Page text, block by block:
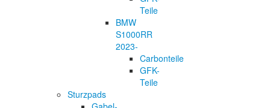
Teile
BMW
S1000RR
2023-
Carbonteile
GFK-
Teile
Sturzpads